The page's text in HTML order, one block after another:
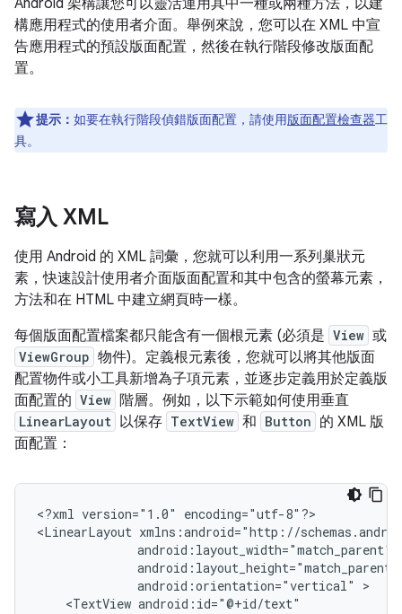
Android 架構讓您可以靈活運用其中一種或兩種方法，以建
構應用程式的使用者介面。舉例來說，您可以在 XML 中宣
告應用程式的預設版面配置，然後在執行階段修改版面配
置。
提示： 如要在執行階段偵錯版面配置，請使用版面配置檢查器工
具。
寫入 XML
使用 Android 的 XML 詞彙，您就可以利用一系列巢狀元
素，快速設計使用者介面版面配置和其中包含的螢幕元素，
方法和在 HTML 中建立網頁時一樣。
每個版面配置檔案都只能含有一個根元素 (必須是 View 或
ViewGroup 物件)。定義根元素後，您就可以將其他版面
配置物件或小工具新增為子項元素，並逐步定義用於定義版
面配置的 View 階層。例如，以下示範如何使用垂直
LinearLayout 以保存 TextView 和 Button 的 XML 版
面配置：
<?xml version="1.0"
encoding="utf-8"?>
<LinearLayout
android:orientation="vertical"
<TextView